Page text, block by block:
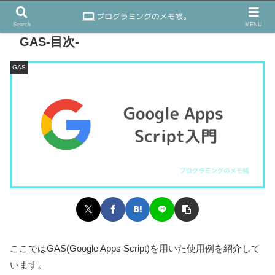
GAS-目次-
GAS
ここではGAS(Google Apps Script)を用いた使用例を紹介して
います。
Search MENU